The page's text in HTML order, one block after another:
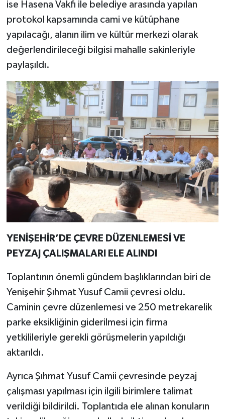
ise Hasena Vakfı ile belediye arasında yapılan
protokol kapsamında cami ve kütüphane
yapılacağı, alanın ilim ve kültür merkezi olarak
değerlendirileceği bilgisi mahalle sakinleriyle
paylaşıldı.
YENİŞEHİR’DE ÇEVRE DÜZENLEMESİ VE
PEYZAJ ÇALIŞMALARI ELE ALINDI
Toplantının önemli gündem başlıklarından biri de
Yenişehir Şıhmat Yusuf Camii çevresi oldu.
Caminin çevre düzenlemesi ve 250 metrekarelik
parke eksikliğinin giderilmesi için firma
yetkilileriyle gerekli görüşmelerin yapıldığı
aktarıldı.
Ayrıca Şıhmat Yusuf Camii çevresinde peyzaj
çalışması yapılması için ilgili birimlere talimat
verildiği bildirildi. Toplantıda ele alınan konuların